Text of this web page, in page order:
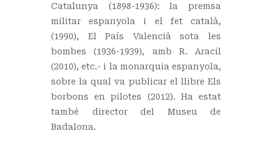
Catalunya (1898-1936): la premsa
militar espanyola i el fet català,
(1990), El País Valencià sota les
bombes (1936-1939), amb R. Aracil
(2010), etc.- i la monarquia espanyola,
sobre la qual va publicar el llibre Els
borbons en pilotes (2012). Ha estat
també director del Museu de
Badalona.